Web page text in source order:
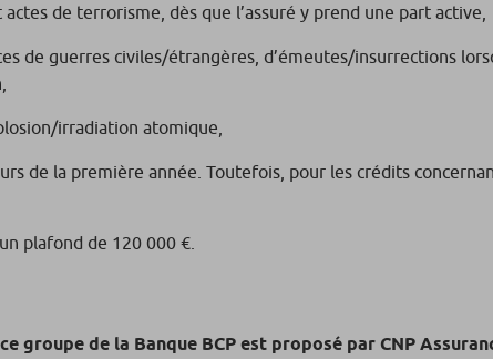
de terrorisme, dès que l’assuré y prend une part active,
de guerres civiles/étrangères, d’émeutes/insurrections
irradiation atomique,
de la première année. Toutefois, pour les crédits
plafond de 120 000 €.
groupe de la Banque BCP est proposé par CNP